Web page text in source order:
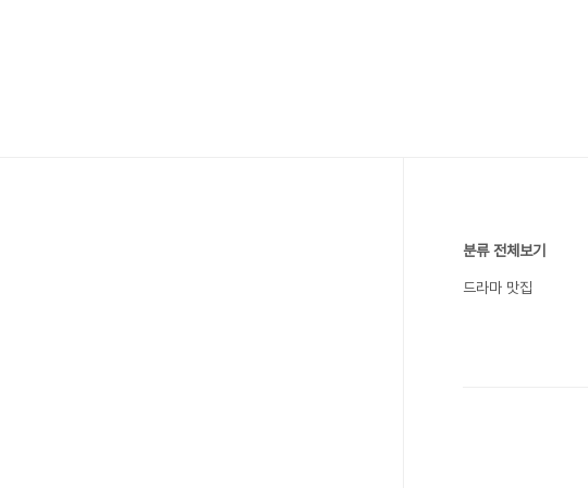
분류 전체보기
드라마 맛집